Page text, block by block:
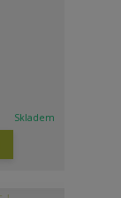
Skladem